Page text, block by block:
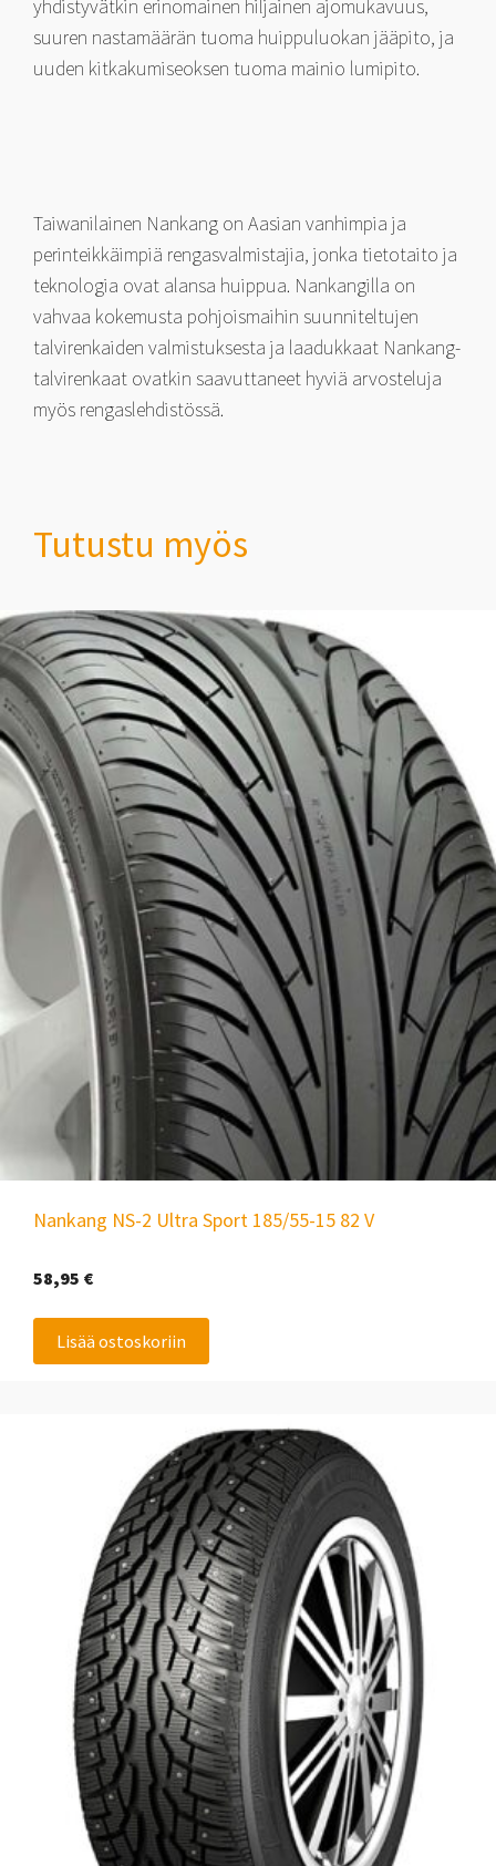
yhdistyvätkin erinomainen hiljainen ajomukavuus,
suuren nastamäärän tuoma huippuluokan jääpito, ja
uuden kitkakumiseoksen tuoma mainio lumipito.
Taiwanilainen Nankang on Aasian vanhimpia ja
perinteikkäimpiä rengasvalmistajia, jonka tietotaito ja
teknologia ovat alansa huippua. Nankangilla on
vahvaa kokemusta pohjoismaihin suunniteltujen
talvirenkaiden valmistuksesta ja laadukkaat Nankang-
talvirenkaat ovatkin saavuttaneet hyviä arvosteluja
myös rengaslehdistössä.
Tutustu myös
Nankang NS-2 Ultra Sport 185/55-15 82 V
58,95 €
Lisää ostoskoriin